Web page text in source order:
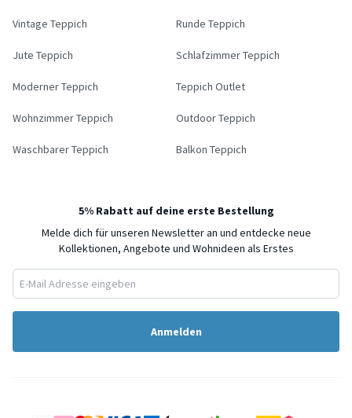
Vintage Teppich Runde Teppich
Jute Teppich Schlafzimmer Teppich
Moderner Teppich Teppich Outlet
Wohnzimmer Teppich Outdoor Teppich
Waschbarer Teppich Balkon Teppich
5% Rabatt auf deine erste Bestellung
Melde dich für unseren Newsletter an und entdecke neue
Kollektionen, Angebote und Wohnideen als Erstes
Anmelden